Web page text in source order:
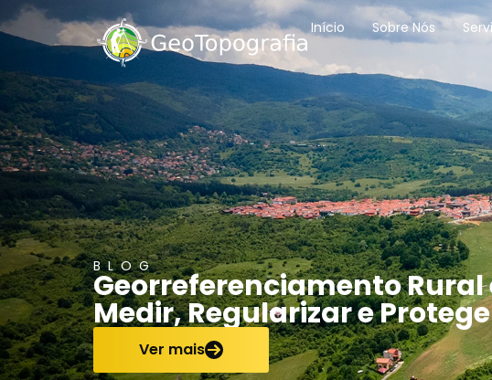
conteúdo
Início Sobre Nós
BLOG
Georreferenciamento Rural
Medir, Regularizar e
Ver mais